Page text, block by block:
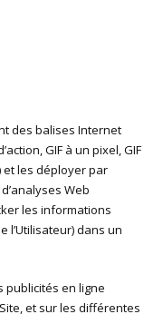
des balises Internet
GIF à un pixel, GIF
et les déployer par
Web
les informations
l’Utilisateur) dans un
publicités en ligne
et sur les différentes